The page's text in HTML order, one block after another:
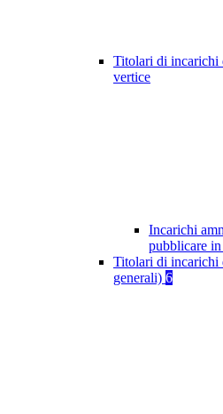
Titolari di incarichi
vertice
Incarichi
pubblicare
Titolari di incarichi
generali) 6